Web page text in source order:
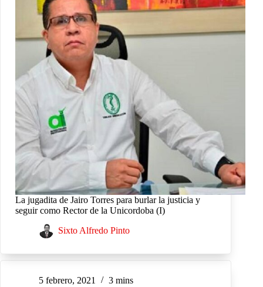
La jugadita de Jairo Torres para burlar la justicia y
seguir como Rector de la Unicordoba (I)
Sixto Alfredo Pinto
5 febrero, 2021 3 mins